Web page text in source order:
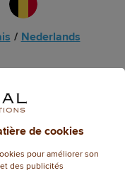
/ Nederlands
de cookies
pour améliorer son
des publicités